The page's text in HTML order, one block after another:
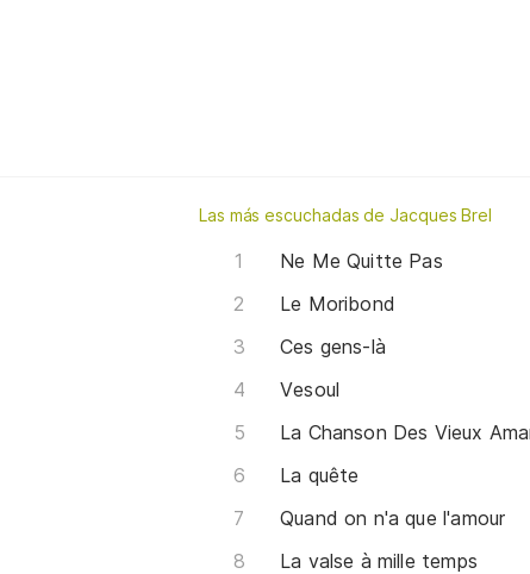
Las más escuchadas de Jacques Brel
Ne Me Quitte Pas
Le Moribond
Ces gens-là
Vesoul
La Chanson Des Vieux
La quête
Quand on n'a que l'amour
La valse à mille temps